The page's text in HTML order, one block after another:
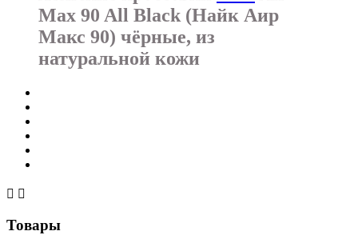
Max 90 All Black (Найк Аир
Макс 90) чёрные, из
натуральной кожи
 
Товары